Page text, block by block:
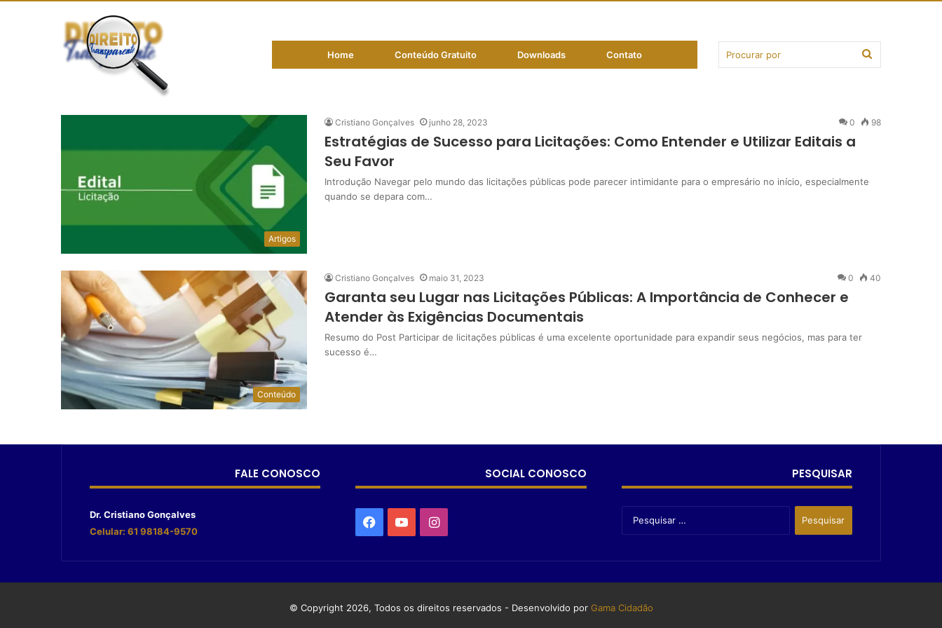
Home Conteúdo Gratuito Downloads Contato
Artigos
Cristiano Gonçalves junho 28, 2023 0 98
Estratégias de Sucesso para Licitações: Como Entender e Utilizar Editais a
Seu Favor
Introdução Navegar pelo mundo das licitações públicas pode parecer intimidante para o empresário no início, especialmente
quando se depara com…
Conteúdo
Cristiano Gonçalves maio 31, 2023 0 40
Garanta seu Lugar nas Licitações Públicas: A Importância de Conhecer e
Atender às Exigências Documentais
Resumo do Post Participar de licitações públicas é uma excelente oportunidade para expandir seus negócios, mas para ter
sucesso é…
FALE CONOSCO
Dr. Cristiano Gonçalves
Celular: 61 98184-9570
SOCIAL CONOSCO PESQUISAR
© Copyright 2026, Todos os direitos reservados - Desenvolvido por Gama Cidadão